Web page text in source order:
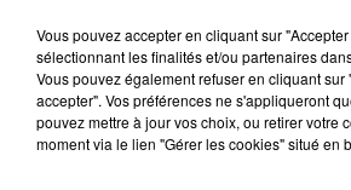
20 juillet 2026
UNE ADOLESCENTE DEVANT
OPÉRER DE LA CHEVILLE
Vous pouvez accepter en cliquant sur
sélectionnant les finalités et/ou partenaires
Vous pouvez également refuser en cliquant sur
accepter". Vos préférences ne s'appliqueront
pouvez mettre à jour vos choix, ou retirer votre
moment via le lien "Gérer les cookies" situé en